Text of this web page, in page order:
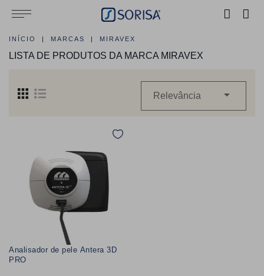
INÍCIO MARCAS MIRAVEX
LISTA DE PRODUTOS DA MARCA MIRAVEX
Relevância 
Analisador de pele Antera 3D
PRO